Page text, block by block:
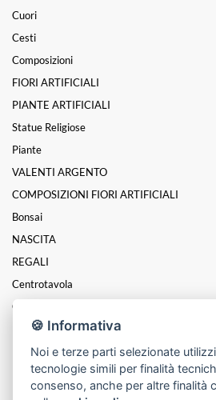
Cuori
Cesti
Composizioni
FIORI ARTIFICIALI
PIANTE ARTIFICIALI
Statue Religiose
Piante
VALENTI ARGENTO
COMPOSIZIONI FIORI ARTIFICIALI
Bonsai
NASCITA
REGALI
Centrotavola
Coroncine
Funebre
Festa Della Donna
Festa Della Mamma
🍪 Informativa
Noi e terze parti selezionate
tecnologie simili per finalità
consenso, anche per altre finalità